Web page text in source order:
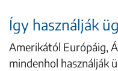
Így használják
Amerikától Európáig,
mindenhol használják